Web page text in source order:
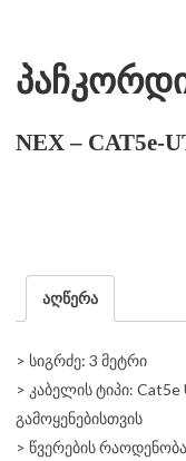
NEX – CAT5e-
აღწერა
> სიგრძე: 3 მეტრი
> კაბელის ტიპი:
გამოყენებისთვის
> წვერების